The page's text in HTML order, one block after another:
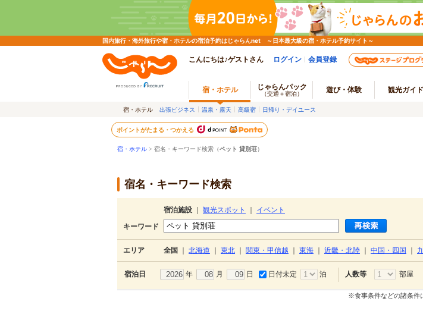
国内旅行・海外旅行や宿・ホテルの宿泊予約はじゃらんnet ～日本最大級の宿・ホテル予約サイト～
こんにちは♪ゲストさん ログイン 会員登録
宿・ホテル じゃらんパック
（交通＋宿泊） 遊び・体験 観光ガイド
宿・ホテル 出張ビジネス 温泉・露天 高級宿 日帰り・デイユース
ポイントがたまる・つかえる
宿・ホテル > 宿名・キーワード検索（ペット 貸別荘）
宿名・キーワード検索
宿泊施設 観光スポット
イベント
キーワード
エリア 全国 北海道 東北 関東・甲信越 東海 近畿・北陸 中国・四国
宿泊日 年 月 日 日付未定 泊 人数等 部屋
※食事条件などの諸条件